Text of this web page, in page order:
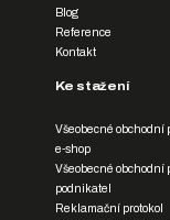
Blog
Reference
Kontakt
Ke stažení
Všeobecné obchodní
e-shop
Všeobecné obchodní
podnikatel
Reklamační protokol